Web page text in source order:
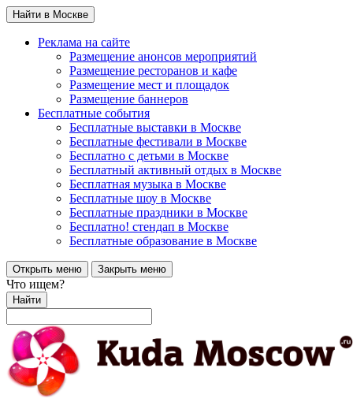
Найти в Москве
Реклама на сайте
Размещение анонсов мероприятий
Размещение ресторанов и кафе
Размещение мест и площадок
Размещение баннеров
Бесплатные события
Бесплатные выставки в Москве
Бесплатные фестивали в Москве
Бесплатно с детьми в Москве
Бесплатный активный отдых в Москве
Бесплатная музыка в Москве
Бесплатные шоу в Москве
Бесплатные праздники в Москве
Бесплатно! стендап в Москве
Бесплатные образование в Москве
Открыть меню Закрыть меню
Что ищем?
Найти